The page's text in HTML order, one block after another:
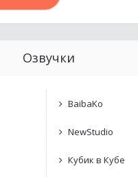
Озвучки
BaibaKo
NewStudio
Кубик в Кубе